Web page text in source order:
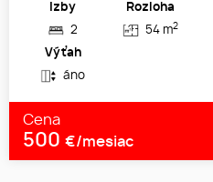
Izby
2
Rozloha
54 m2
Výťah
áno
Cena
500 €/mesiac